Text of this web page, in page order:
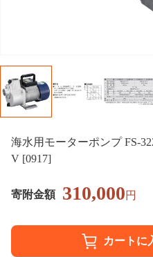
海水用モーターポンプ FS-
V [0917]
寄附金額 310,000円